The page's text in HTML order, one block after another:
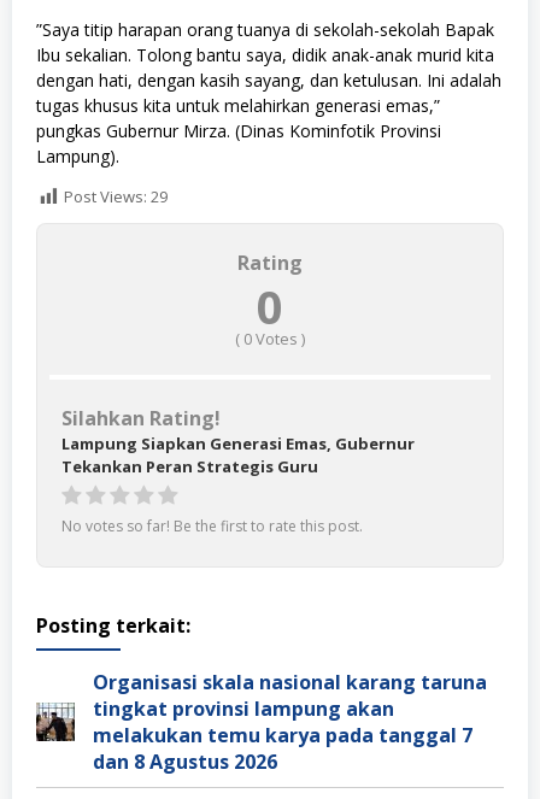
​”Saya titip harapan orang tuanya di sekolah-sekolah Bapak
Ibu sekalian. Tolong bantu saya, didik anak-anak murid kita
dengan hati, dengan kasih sayang, dan ketulusan. Ini adalah
tugas khusus kita untuk melahirkan generasi emas,”
pungkas Gubernur Mirza. (Dinas Kominfotik Provinsi
Lampung).
Post Views: 29
Rating
0
( 0Votes )
Silahkan Rating!
Lampung Siapkan Generasi Emas, Gubernur
Tekankan Peran Strategis Guru
No votes so far! Be the first to rate this post.
Posting terkait:
Organisasi skala nasional karang taruna
tingkat provinsi lampung akan
melakukan temu karya pada tanggal 7
dan 8 Agustus 2026